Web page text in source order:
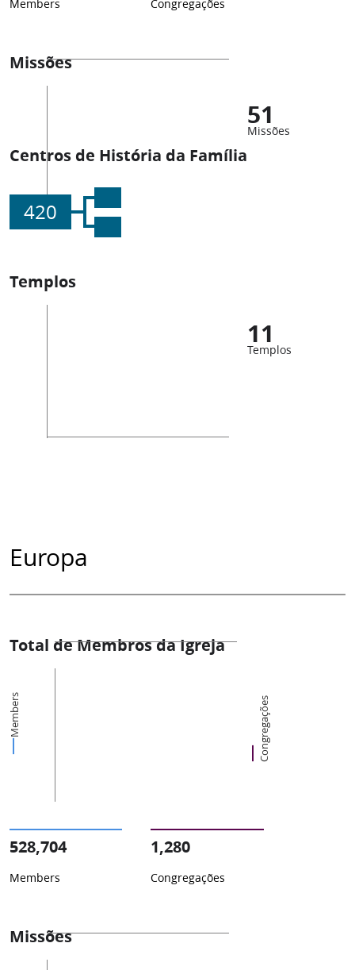
Members Congregações
Missões
51
Missões
Centros de História da Família
420
Templos
11
Templos
Europa
Total de Membros da Igreja
Members Congregações
528,704
Members
1,280
Congregações
Missões